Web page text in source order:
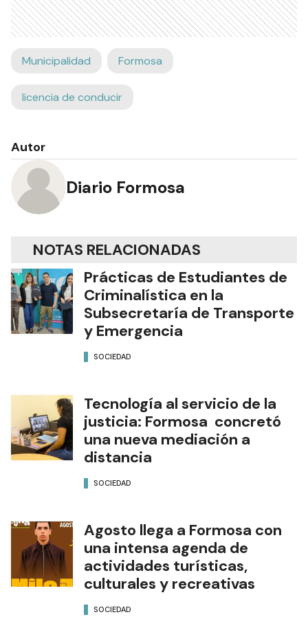
Municipalidad Formosa
licencia de conducir
Autor
Diario Formosa
NOTAS RELACIONADAS
Prácticas de Estudiantes de
Criminalística en la
Subsecretaría de Transporte
y Emergencia
SOCIEDAD
Tecnología al servicio de la
justicia: Formosa concretó
una nueva mediación a
distancia
SOCIEDAD
Agosto llega a Formosa con
una intensa agenda de
actividades turísticas,
culturales y recreativas
SOCIEDAD